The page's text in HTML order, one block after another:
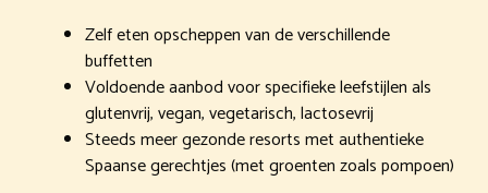
Zelf eten opscheppen van de verschillende
buffetten
Voldoende aanbod voor specifieke leefstijlen als
glutenvrij, vegan, vegetarisch, lactosevrij
Steeds meer gezonde resorts met authentieke
Spaanse gerechtjes (met groenten zoals pompoen)